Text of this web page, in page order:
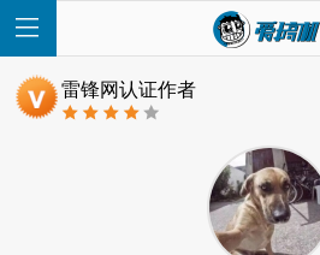
雷锋网认证作者